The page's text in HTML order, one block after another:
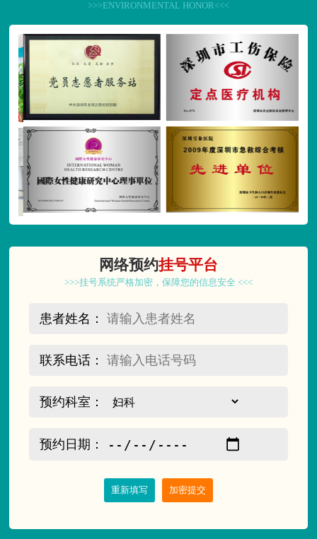
>>>ENVIRONMENTAL HONOR<<<
网络预约挂号平台
>>>挂号系统严格加密，保障您的信息安全 <<<
患者姓名：
联系电话：
预约科室：
预约日期：
重新填写 加密提交